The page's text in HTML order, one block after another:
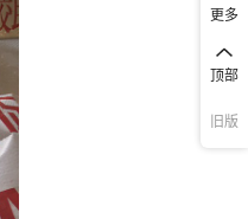
更多
顶部
旧版